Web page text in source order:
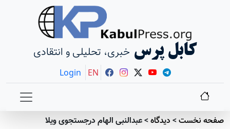
کابل پرس خبری، تحلیلی و انتقادی
Login EN
صفحه نخست> دیدگاه>عبدالنبی الهام درجستجوی ویلا